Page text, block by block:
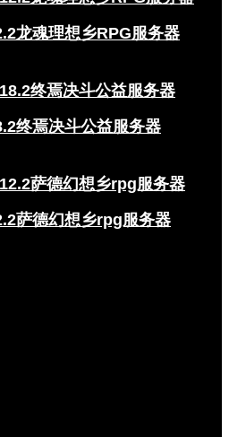
龙魂理想乡RPG服务器
终焉决斗公益服务器
萨德幻想乡rpg服务器